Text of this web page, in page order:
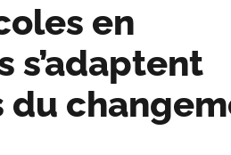
en
s’adaptent
du